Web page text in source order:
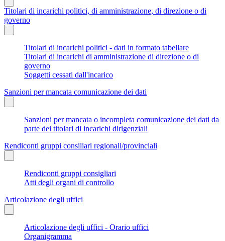
Titolari di incarichi politici, di amministrazione, di direzione o di
governo
Titolari di incarichi politici - dati in formato tabellare
Titolari di incarichi di amministrazione di direzione o di
governo
Soggetti cessati dall'incarico
Sanzioni per mancata comunicazione dei dati
Sanzioni per mancata o incompleta comunicazione dei dati da
parte dei titolari di incarichi dirigenziali
Rendiconti gruppi consiliari regionali/provinciali
Rendiconti gruppi consigliari
Atti degli organi di controllo
Articolazione degli uffici
Articolazione degli uffici - Orario uffici
Organigramma